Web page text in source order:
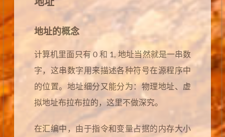
地址
地址的概念
计算机里面只有 0 和 1, 地址当然就是一串数
字，这串数字用来描述各种符号在源程序中
的位置。地址细分又能分为：物理地址、虚
拟地址布拉布拉的，这里不做深究。
在汇编中，由于指令和变量占据的内存大小